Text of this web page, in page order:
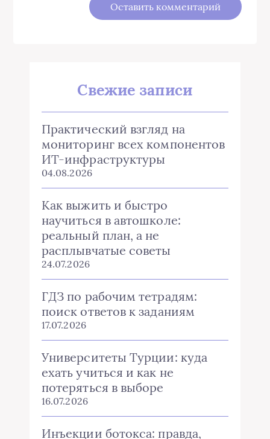
Свежие записи
Практический взгляд на
мониторинг всех компонентов
ИТ-инфраструктуры
04.08.2026
Как выжить и быстро
научиться в автошколе:
реальный план, а не
расплывчатые советы
24.07.2026
ГДЗ по рабочим тетрадям:
поиск ответов к заданиям
17.07.2026
Университеты Турции: куда
ехать учиться и как не
потеряться в выборе
16.07.2026
Инъекции ботокса: правда,